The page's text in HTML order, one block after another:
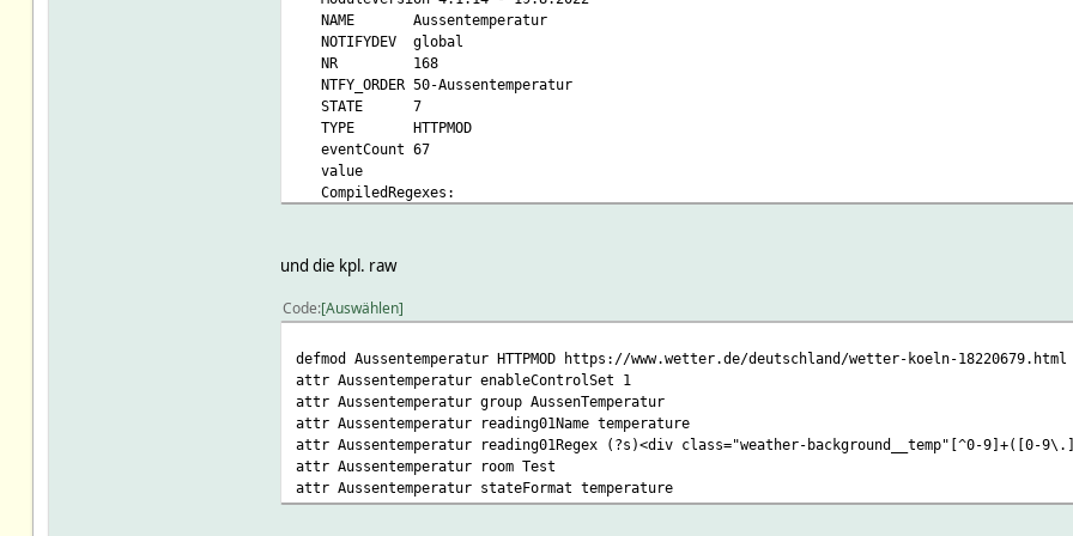
NAME Aussentemperatur
NOTIFYDEV global
NR 168
NTFY_ORDER 50-Aussentemperatur
STATE 7
TYPE HTTPMOD
eventCount 67
value
CompiledRegexes:
addr https://www.wetter.de:443
auth 0
buf
code 200
conn
data
displayurl https://www.wetter.de/deutschland/wetter-koeln-18220679.html
header
host www.wetter.de
httpheader HTTP/1.1 200 OK
Content-Encoding: gzip
und die kpl. raw
Code Auswählen
defmod Aussentemperatur HTTPMOD https://www.wetter.de/deutschland/wetter-koeln-18220679.html
attr Aussentemperatur enableControlSet 1
attr Aussentemperatur group AussenTemperatur
attr Aussentemperatur reading01Name temperature
attr Aussentemperatur reading01Regex (?s)<div class="weather-background__temp"[^0-9]+([0-
attr Aussentemperatur room Test
attr Aussentemperatur stateFormat temperature